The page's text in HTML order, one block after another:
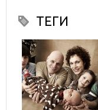
ТЕГИ